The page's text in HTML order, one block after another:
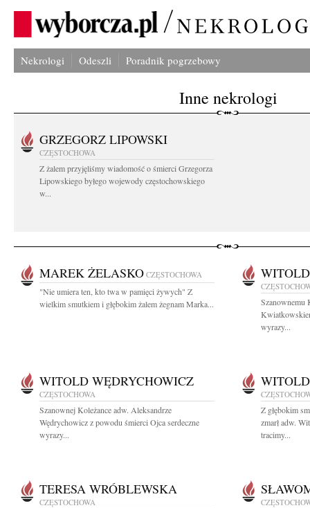
Nekrologi Odeszli Poradnik pogrzebowy
Inne nekrologi
GRZEGORZ LIPOWSKI
CZĘSTOCHOWA
Z żalem przyjęliśmy wiadomość o śmierci Grzegorza
Lipowskiego byłego wojewody częstochowskiego
w...
MAREK ŻELASKO CZĘSTOCHOWA
"Nie umiera ten, kto twa w pamięci żywych" Z
wielkim smutkiem i głębokim żalem żegnam Marka...
Szanownemu
wyrazy...
WITOLD WĘDRYCHOWICZ
CZĘSTOCHOWA
Szanownej Koleżance adw. Aleksandrze
Wędrychowicz z powodu śmierci Ojca serdeczne
wyrazy...
Z głębokim
zmarł adw.
tracimy...
TERESA WRÓBLEWSKA
CZĘSTOCHOWA